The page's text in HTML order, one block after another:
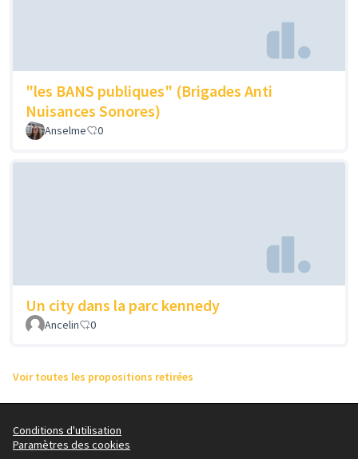
"les BANS publiques" (Brigades Anti
Nuisances Sonores)
Anselme 0
Un city dans la parc kennedy
Ancelin 0
Voir toutes les propositions retirées
Conditions d'utilisation
Paramètres des cookies